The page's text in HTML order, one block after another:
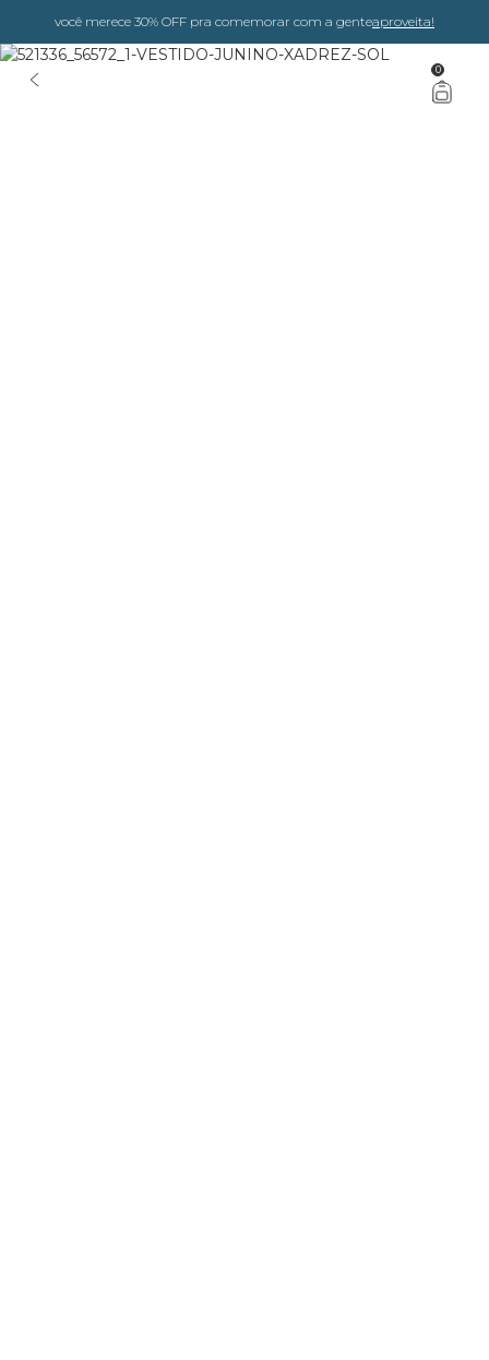
você merece 30% OFF pra comemorar com a genteaproveita!
0